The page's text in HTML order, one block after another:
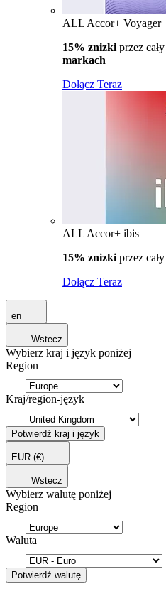
ALL Accor+ Voyager
15% znizki przez
markach
Dołącz Teraz
ALL Accor+ ibis
15% znizki przez
Dołącz Teraz
en
Wstecz
Wybierz kraj i język poniżej
Region
Kraj/region-język
Potwierdź kraj i język
EUR (€)
Wstecz
Wybierz walutę poniżej
Region
Waluta
Potwierdź walutę